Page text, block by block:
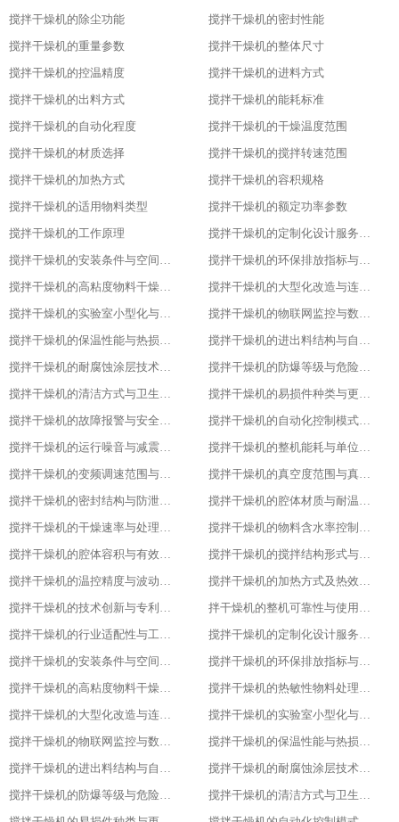
搅拌干燥机的除尘功能
搅拌干燥机的密封性能
搅拌干燥机的重量参数
搅拌干燥机的整体尺寸
搅拌干燥机的控温精度
搅拌干燥机的进料方式
搅拌干燥机的出料方式
搅拌干燥机的能耗标准
搅拌干燥机的自动化程度
搅拌干燥机的干燥温度范围
搅拌干燥机的材质选择
搅拌干燥机的搅拌转速范围
搅拌干燥机的加热方式
搅拌干燥机的容积规格
搅拌干燥机的适用物料类型
搅拌干燥机的额定功率参数
搅拌干燥机的工作原理
搅拌干燥机的定制化设计服务范围
搅拌干燥机的安装条件与空间布局要求
搅拌干燥机的环保排放指标与净化措施
搅拌干燥机的高粘度物料干燥适配设计
搅拌干燥机的大型化改造与连续生产能力
搅拌干燥机的实验室小型化与参数复刻性
搅拌干燥机的物联网监控与数据追溯能力
搅拌干燥机的保温性能与热损失率
搅拌干燥机的进出料结构与自动化适配
搅拌干燥机的耐腐蚀涂层技术与应用场景
搅拌干燥机的防爆等级与危险环境适配性
搅拌干燥机的清洁方式与卫生残留标准
搅拌干燥机的易损件种类与更换周期
搅拌干燥机的故障报警与安全保护功能
搅拌干燥机的自动化控制模式分类
搅拌干燥机的运行噪音与减震措施
搅拌干燥机的整机能耗与单位能耗标准
搅拌干燥机的变频调速范围与控制精度
搅拌干燥机的真空度范围与真空干燥效果
搅拌干燥机的密封结构与防泄漏等级
搅拌干燥机的腔体材质与耐温耐腐蚀性能
搅拌干燥机的干燥速率与处理量参数
搅拌干燥机的物料含水率控制范围
搅拌干燥机的腔体容积与有效装载率
搅拌干燥机的搅拌结构形式与适配物料
搅拌干燥机的温控精度与波动范围
搅拌干燥机的加热方式及热效率指标
搅拌干燥机的技术创新与专利技术应用
拌干燥机的整机可靠性与使用寿命
搅拌干燥机的行业适配性与工艺调整方案
搅拌干燥机的定制化设计服务范围
搅拌干燥机的安装条件与空间布局要求
搅拌干燥机的环保排放指标与净化措施
搅拌干燥机的高粘度物料干燥适配设计
搅拌干燥机的热敏性物料处理工艺优化
搅拌干燥机的大型化改造与连续生产能力
搅拌干燥机的实验室小型化与参数复刻性
搅拌干燥机的物联网监控与数据追溯能力
搅拌干燥机的保温性能与热损失率
搅拌干燥机的进出料结构与自动化适配
搅拌干燥机的耐腐蚀涂层技术与应用场景
搅拌干燥机的防爆等级与危险环境适配性
搅拌干燥机的清洁方式与卫生残留标准